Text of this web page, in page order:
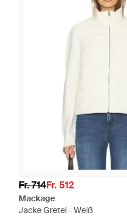
Fr. 714Fr. 512
Mackage
Jacke Gretel - Weiß